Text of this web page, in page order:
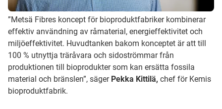
”Metsä Fibres koncept för bioproduktfabriker kombinerar
effektiv användning av råmaterial, energieffektivitet och
miljöeffektivitet. Huvudtanken bakom konceptet är att till
100 % utnyttja träråvara och sidoströmmar från
produktionen till bioprodukter som kan ersätta fossila
material och bränslen”, säger Pekka Kittilä, chef för Kemis
bioproduktfabrik.